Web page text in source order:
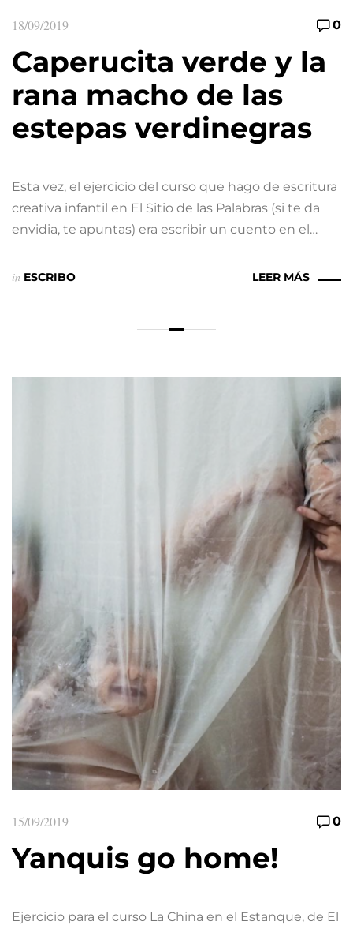
18/09/2019 0
Caperucita verde y la
rana macho de las
estepas verdinegras
Esta vez, el ejercicio del curso que hago de escritura
creativa infantil en El Sitio de las Palabras (si te da
envidia, te apuntas) era escribir un cuento en el…
in ESCRIBO LEER MÁS
15/09/2019 0
Yanquis go home!
Ejercicio para el curso La China en el Estanque, de El